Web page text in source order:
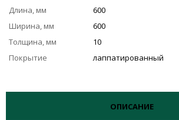
Длина, мм
600
Ширина, мм
600
Толщина, мм
10
Покрытие
лаппатированный
ОПИСАНИЕ